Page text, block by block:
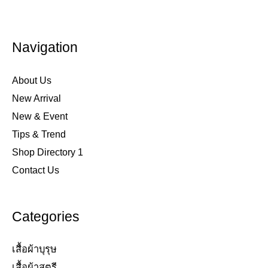
Navigation
About Us
New Arrival
New & Event
Tips & Trend
Shop Directory 1
Contact Us
Categories
เสื้อผ้าบุรุษ